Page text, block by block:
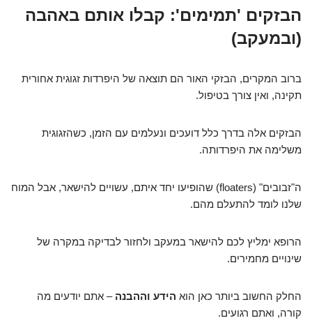
הבזקים 'תמימים': קבלו אותם באהבה
(ובמעקב)
ברוב המקרים, הבזקי האור הם תוצאה של היפרדות זגוגית אחורית
תקינה, ואין צורך בטיפול.
הבזקים אלה בדרך כלל דועכים ונעלמים עם הזמן, כשהזגוגית
משלימה את היפרדותה.
ה"זבובים" (floaters) שהופיעו יחד איתם, עשויים להישאר, אבל המוח
שלנו לומד להתעלם מהם.
הרופא ימליץ לכם להישאר במעקב ולחזור לבדיקה במקרה של
שינויים מחמירים.
החלק החשוב ביותר כאן הוא הידע וההבנה – אתם יודעים מה
קורה, ואתם רגועים.